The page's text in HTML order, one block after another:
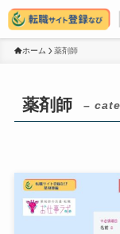
ホーム 薬剤師
薬剤師 –